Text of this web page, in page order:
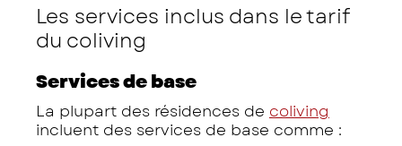
Les services inclus dans le tarif
du coliving
Services de base
La plupart des résidences de coliving
incluent des services de base comme :